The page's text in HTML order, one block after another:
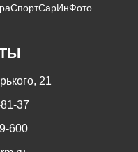
СпортСарИнФото
21
37
600